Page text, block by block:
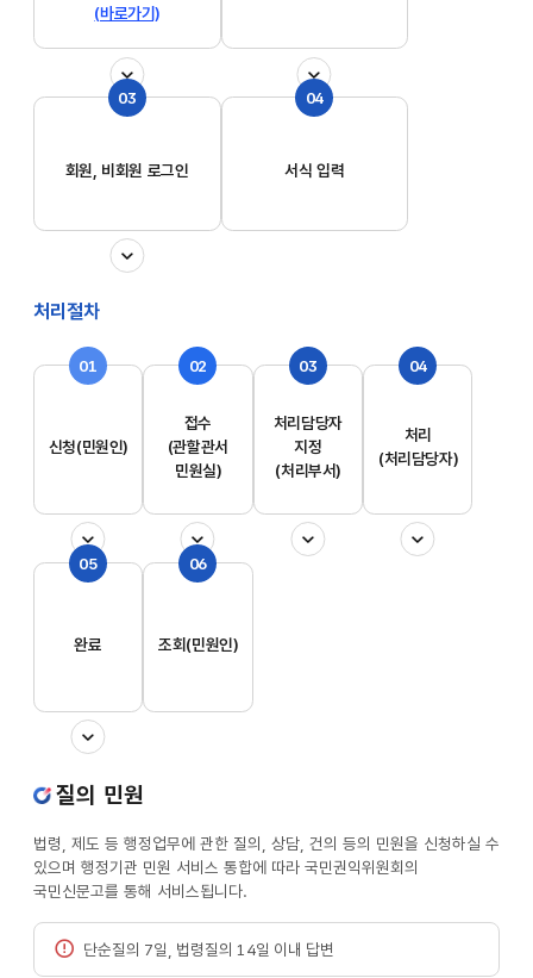
(바로가기)
03
회원, 비회원 로그인
04
서식 입력
처리절차
01
신청(민원인)
02
접수
(관할관서
민원실)
03
처리담당자
지정
(처리부서)
04
처리
(처리담당자)
05
완료
06
조회(민원인)
질의 민원
법령, 제도 등 행정업무에 관한 질의, 상담, 건의 등의 민원을 신청하실 수
있으며 행정기관 민원 서비스 통합에 따라 국민권익위원회의
국민신문고를 통해 서비스됩니다.
단순질의 7일, 법령질의 14일 이내 답변